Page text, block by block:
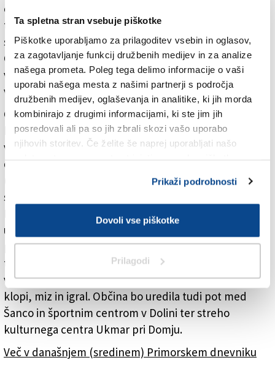
Ta spletna stran vsebuje piškotke
Piškotke uporabljamo za prilagoditev vsebin in oglasov,
za zagotavljanje funkcij družbenih medijev in za analize
našega prometa. Poleg tega delimo informacije o vaši
uporabi našega mesta z našimi partnerji s področja
družbenih medijev, oglaševanja in analitike, ki jih morda
kombinirajo z drugimi informacijami, ki ste jim jih
posredovali ali pa so jih zbrali skozi vašo uporabo
njihovih storitev. Če želite še naprej uporabljati našo
Prikaži podrobnosti
Dovoli vse piškotke
Prilagodi
občinskega športnega centra Klabjan v Dolini, 300
tisoč evrov za infrastrukturna dela pri vhodu v
sprejemni center Naravnega rezervata doline
Glinščice v Boljuncu, 184 tisoč evrov za izredno
vzdrževanje občinskih cest in 90 tisoč za redno
vzdrževanje vodotokov.
Glede na presežek v vrednosti dveh milijonov evrov
bo občina nekaj več kot milijon namenila izrednemu
vzdrževanju igrišča z umetno travo (210 tisoč evrov),
dejavnostim ob odprtju zbirnega centra za odpadke
(41.200 evrov) ter izredni energetski prekvalifikaciji s
sistemom ogrevanja in hlajenja občinske stavbe v
Dolini (630 tisoč evrov). Del presežka bo namenjen
uresničitvi devetih predlogov občanov v sklopu
participativnega proračuna, in sicer postavitvi
turistično-informativnih tabel in oglasnih desk po
vaseh in zaselkih, košev za odpadke in iztrebke,
klopi, miz in igral. Občina bo uredila tudi pot med
Šanco in športnim centrom v Dolini ter streho
kulturnega centra Ukmar pri Domju.
Več v današnjem (sredinem) Primorskem dnevniku